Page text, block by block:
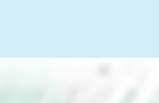
Prada. Appassionato
quartiere dei Navigli, dove
bohémien e vivaci